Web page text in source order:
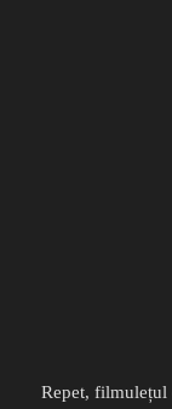
Repet, filmulețul